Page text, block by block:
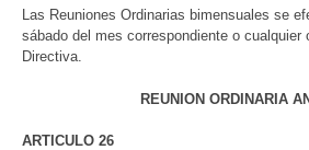
Las Reuniones Ordinarias bimensuales se
sábado del mes correspondiente o
Directiva.
REUNION ORDINARIA
ARTICULO 26